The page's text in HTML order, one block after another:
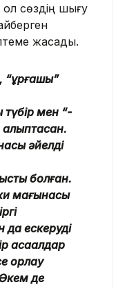
ол сөздің шығу
жасады.
мен “-
әйелді
болған.
мағынасы
да ескеруді
қорлау
Әкем де